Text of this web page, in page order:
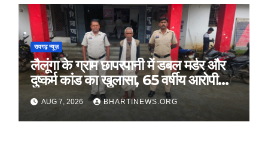
रायगढ़ न्यूज़
लैलूंगा के ग्राम छापरपानी में डबल मर्डर और
दुष्कर्म कांड का खुलासा, 65 वर्षीय आरोपी
गिरफ्तार
AUG 7, 2026 BHARTINEWS.ORG